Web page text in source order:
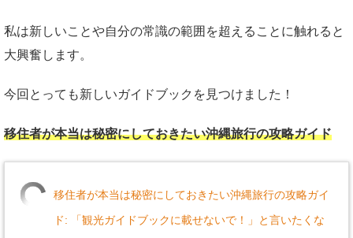
私は新しいことや自分の常識の範囲を超えることに触れると
大興奮します。
今回とっても新しいガイドブックを見つけました！
移住者が本当は秘密にしておきたい沖縄旅行の攻略ガイド
移住者が本当は秘密にしておきたい沖縄旅行の攻略ガイ
ド: 「観光ガイドブックに載せないで！」と言いたくな